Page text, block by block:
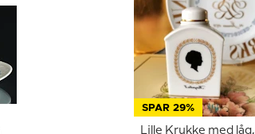
SPAR 29%
Lille Krukke med låg,